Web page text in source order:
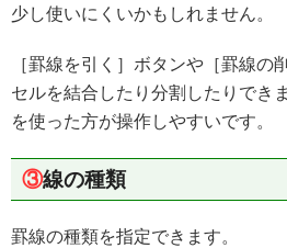
少し使いにくいかもしれません。
［罫線を引く］ボタンや［罫線の
セルを結合したり分割したりでき
を使った方が操作しやすいです。
③線の種類
罫線の種類を指定できます。